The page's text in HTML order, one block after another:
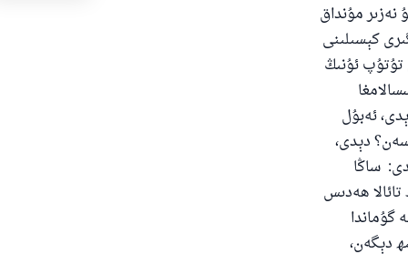
نەزىر مۇنداق
كېسىلىنى
تۇتۇپ ئۇنىڭ
ئەبۇل
دېدى،
ساڭا
ھەدىس
گۇماندا
دېگەن،